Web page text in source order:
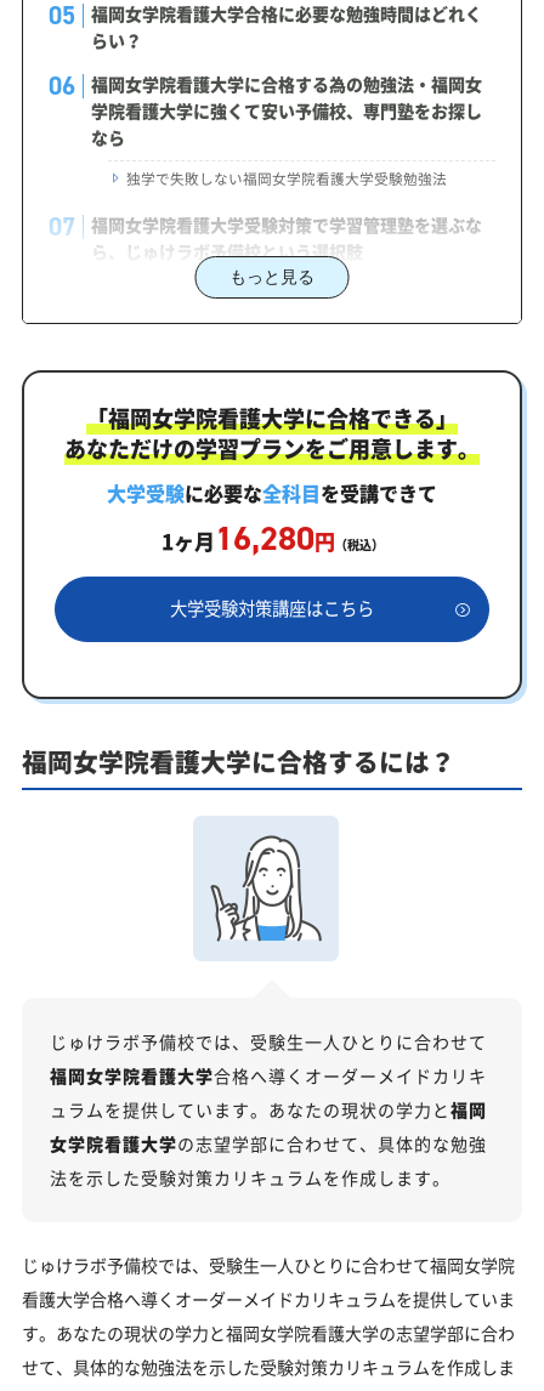
福岡女学院看護大学合格に必要な勉強時間はどれく
らい？
福岡女学院看護大学に合格する為の勉強法・福岡女
学院看護大学に強くて安い予備校、専門塾をお探し
なら
独学で失敗しない福岡女学院看護大学受験勉強法
福岡女学院看護大学受験対策で学習管理塾を選ぶな
ら、じゅけラボ予備校という選択肢
2027年度（令和9年度）福岡女学院看護大学入試に
対応した受験対策カリキュラム・学習計画を提供し
福岡女学院看護大学合格を最短ルートでつなぐ「オ
ーダーメイドカリキュラム」
まずはあなたの弱点をしっかり把握現状分析テスト
あなただけの学習計画だから成果が出る！福岡女学院看
学習効果をしっかり確認定着度テスト
あなたにピッタリ合った「福岡女学院看護大学対策
とは？
福岡女学院看護大学受験専門のオンライン家庭教師
「いつでもクイック指導」もご用意
【2027年度】大学入学共通テスト対策！2026年度
の傾向と合格戦略
いに
科目別分析と最新トレンド
2027年度合格に向けた「3つの戦略」
福岡女学院看護大学の受験情報
福岡女学院看護大学の入試難易度
福岡女学院看護大学のキャンパス
「福岡女学院看護大学に受かる気がしない」とやる
もっと見る
「福岡女学院看護大学に合格できる」
あなただけの学習プランをご用意します。
大学受験に必要な全科目を受講できて
1ヶ月 16,280円 （税込）
大学受験対策講座はこちら
福岡女学院看護大学に合格するには？
じゅけラボ予備校では、受験生一人ひとりに合わせて
福岡女学院看護大学合格へ導くオーダーメイドカリキ
ュラムを提供しています。あなたの現状の学力と福岡
女学院看護大学の志望学部に合わせて、具体的な勉強
法を示した受験対策カリキュラムを作成します。
じゅけラボ予備校では、受験生一人ひとりに合わせて福岡女学院
看護大学合格へ導くオーダーメイドカリキュラムを提供していま
す。あなたの現状の学力と福岡女学院看護大学の志望学部に合わ
せて、具体的な勉強法を示した受験対策カリキュラムを作成しま